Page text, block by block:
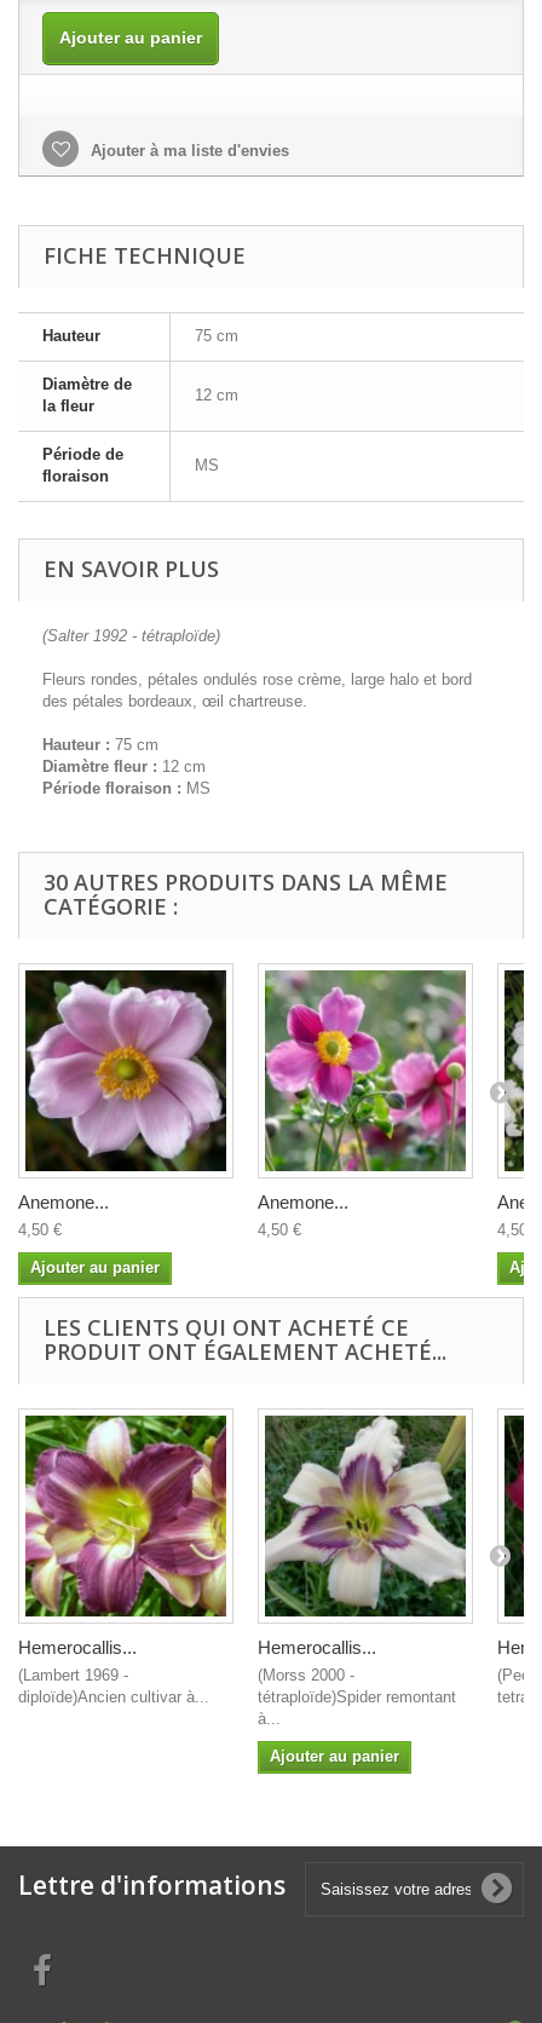
Ajouter au panier
Ajouter à ma liste d'envies
FICHE TECHNIQUE
Hauteur 75 cm
Diamètre de
la fleur
12 cm
Période de
floraison
MS
EN SAVOIR PLUS
(Salter 1992 - tétraploïde)
Fleurs rondes, pétales ondulés rose crème, large halo et bord
des pétales bordeaux, œil chartreuse.
Hauteur : 75 cm
Diamètre fleur : 12 cm
Période floraison : MS
30 AUTRES PRODUITS DANS LA MÊME
CATÉGORIE :
Anemone...
4,50 €
Ajouter au panier
Anemone...
4,50 € 4,50 €
LES CLIENTS QUI ONT ACHETÉ CE
PRODUIT ONT ÉGALEMENT ACHETÉ...
Hemerocallis...
(Lambert 1969 -
diploïde)Ancien cultivar à...
Hemerocallis...
(Morss 2000 -
tétraploïde)Spider remontant
à...
Ajouter au panier
(Peck
Lettre d'informations